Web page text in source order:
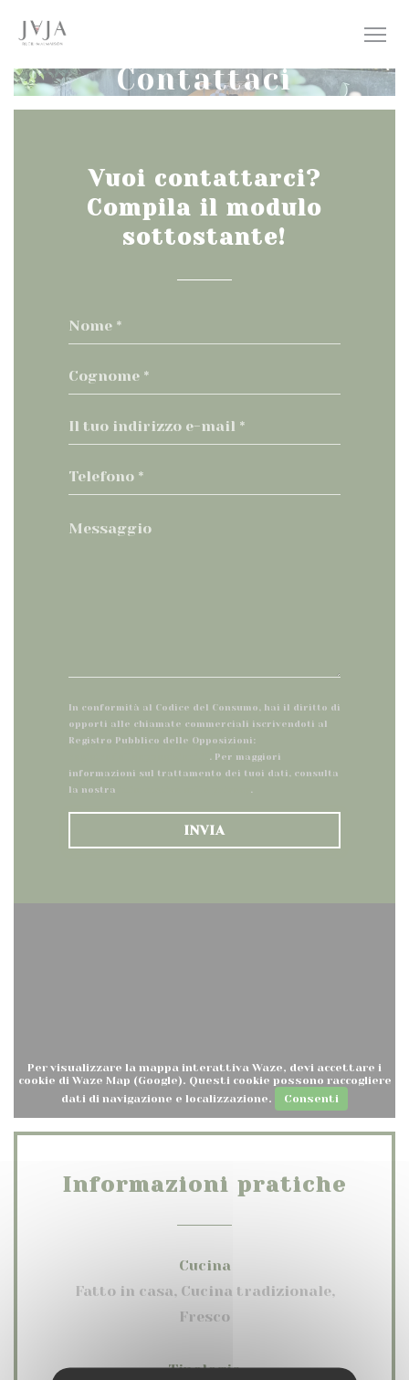
Contattaci
Vuoi contattarci?
Compila il modulo
sottostante!
In conformità al Codice del Consumo, hai il diritto di
opporti alle chiamate commerciali iscrivendoti al
Registro Pubblico delle Opposizioni:
. Per maggiori
informazioni sul trattamento dei tuoi dati, consulta
la nostra
Per visualizzare la mappa interattiva Waze, devi accettare i
cookie di Waze Map (Google). Questi cookie possono raccogliere
dati di navigazione e localizzazione.
Consenti
Informazioni pratiche
Cucina
Fatto in casa, Cucina tradizionale,
Fresco
Tipologia